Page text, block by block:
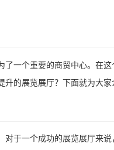
一个重要的商贸中心。在
的展览展厅？下面就为大家
于一个成功的展览展厅来